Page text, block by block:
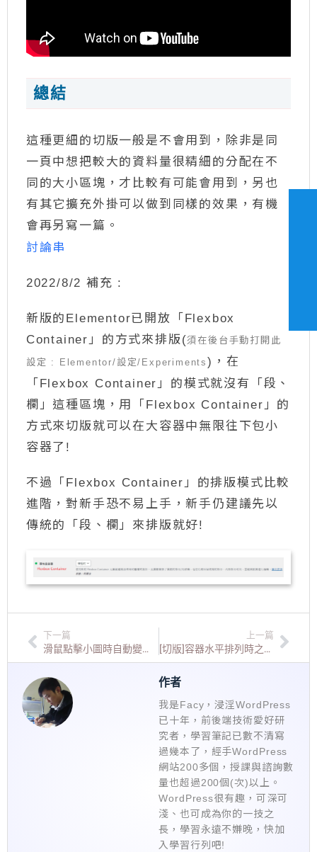
總結
這種更細的切版一般是不會用到，除非是同
一頁中想把較大的資料量很精細的分配在不
同的大小區塊，才比較有可能會用到，另也
有其它擴充外掛可以做到同樣的效果，有機
會再另寫一篇。
討論串
2022/8/2 補充 :
新版的Elementor已開放「Flexbox
Container」的方式來排版(須在後台手動打開此
設定 : Elementor/設定/Experiments )，在
「Flexbox Container」的模式就沒有「段、
欄」這種區塊，用「Flexbox Container」的
方式來切版就可以在大容器中無限往下包小
容器了!
不過「Flexbox Container」的排版模式比較
進階，對新手恐不易上手，新手仍建議先以
傳統的「段、欄」來排版就好!
下一篇
滑鼠點擊小圖時自動變換不同大圖(1)
上一篇
[切版]容器水平排列時之高度不等高的解法
作者
我是Facy，浸淫WordPress
已十年，前後端技術愛好研
究者，學習筆記已數不清寫
過幾本了，經手WordPress
網站200多個，授課與諮詢數
量也超過200個(次)以上。
WordPress很有趣，可深可
淺、也可成為你的一技之
長，學習永遠不嫌晚，快加
入學習行列吧!